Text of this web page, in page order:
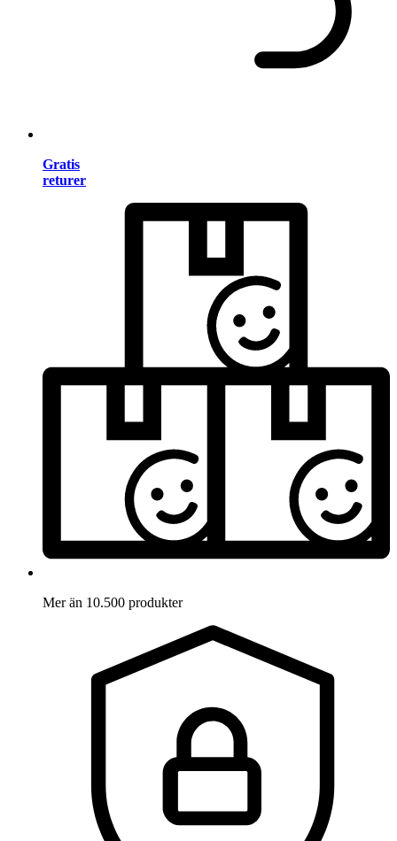
Gratis
returer
Mer än 10.500 produkter